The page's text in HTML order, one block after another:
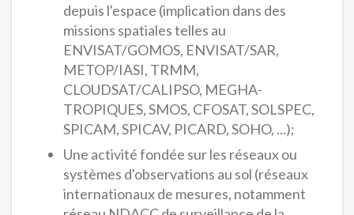
depuis l'espace (implication dans des
missions spatiales telles au
ENVISAT/GOMOS, ENVISAT/SAR,
METOP/IASI, TRMM,
CLOUDSAT/CALIPSO, MEGHA-
TROPIQUES, SMOS, CFOSAT, SOLSPEC,
SPICAM, SPICAV, PICARD, SOHO, ...);
Une activité fondée sur les réseaux ou
systèmes d'observations au sol (réseaux
internationaux de mesures, notamment